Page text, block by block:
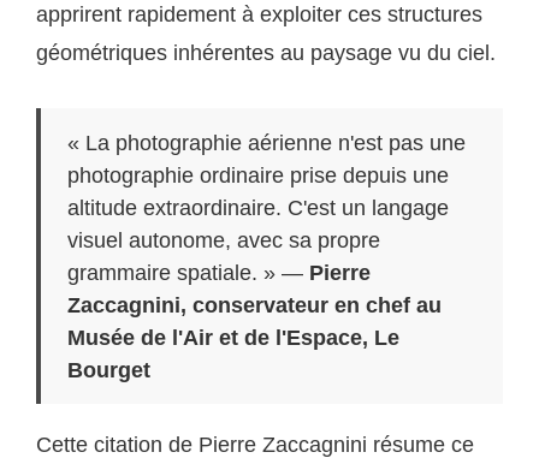
apprirent rapidement à exploiter ces structures
géométriques inhérentes au paysage vu du ciel.
« La photographie aérienne n'est pas une
photographie ordinaire prise depuis une
altitude extraordinaire. C'est un langage
visuel autonome, avec sa propre
grammaire spatiale. » — Pierre
Zaccagnini, conservateur en chef au
Musée de l'Air et de l'Espace, Le
Bourget
Cette citation de Pierre Zaccagnini résume ce